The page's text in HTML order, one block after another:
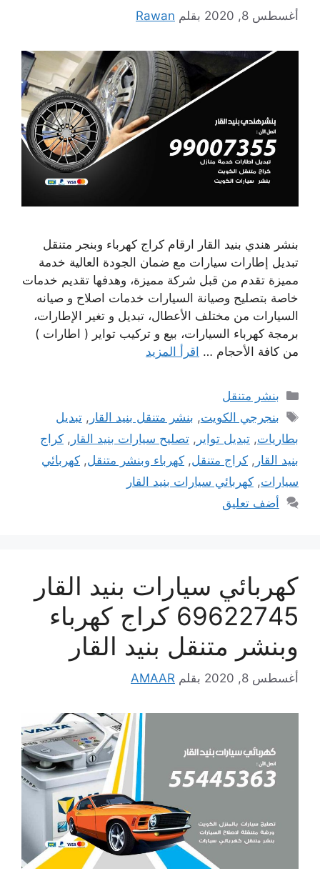
أغسطس 8, 2020 بقلم Rawan
بنشر هندي بنيد القار ارقام كراج كهرباء وبنجر متنقل
تبديل إطارات سيارات مع ضمان الجودة العالية خدمة
مميزة تقدم من قبل شركة مميزة، وهدفها تقديم خدمات
خاصة بتصليح وصيانة السيارات خدمات اصلاح و صيانه
السيارات من مختلف الأعطال، تبديل و تغير الإطارات،
برمجة كهرباء السيارات، بيع و تركيب تواير ( اطارات )
من كافة الأحجام … اقرأ المزيد
التصنيفات
بنشر متنقل
الوسوم
بنجرجي الكويت, بنشر متنقل بنيد القار ,تبديل
بطاريات, تبديل تواير , تصليح سيارات بنيد القار , كراج
بنيد القار , كراج متنقل, كهرباء وبنشر متنقل, كهربائي
سيارات, كهربائي سيارات بنيد القار
أضف تعليق
كهربائي سيارات بنيد القار
69622745 كراج كهرباء
وبنشر متنقل بنيد القار
أغسطس 8, 2020 بقلم AMAAR